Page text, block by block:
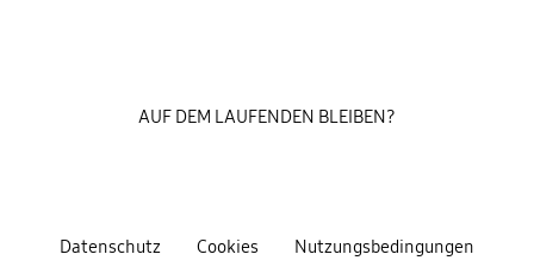
Datenschutz Cookies Nutzungsbedingungen
AUF DEM LAUFENDEN BLEIBEN?